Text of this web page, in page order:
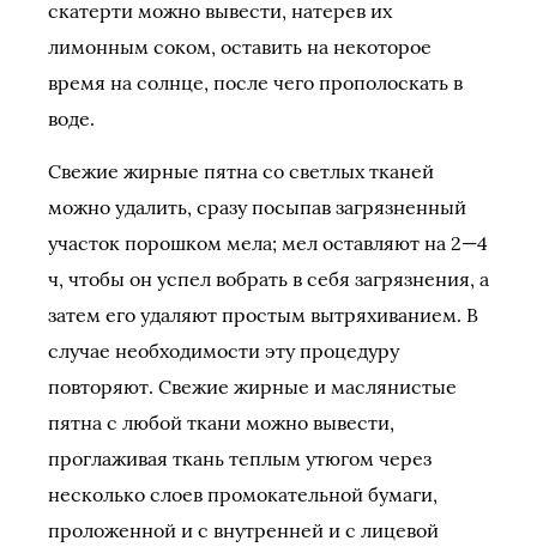
скатерти можно вывести, натерев их
лимонным соком, оставить на некоторое
время на солнце, после чего прополоскать в
воде.
Свежие жирные пятна со светлых тканей
можно удалить, сразу посыпав загрязненный
участок порошком мела; мел оставляют на 2—4
ч, чтобы он успел вобрать в себя загрязнения, а
затем его удаляют простым вытряхиванием. В
случае необходимости эту процедуру
повторяют. Свежие жирные и маслянистые
пятна с любой ткани можно вывести,
проглаживая ткань теплым утюгом через
несколько слоев промокательной бумаги,
проложенной и с внутренней и с лицевой